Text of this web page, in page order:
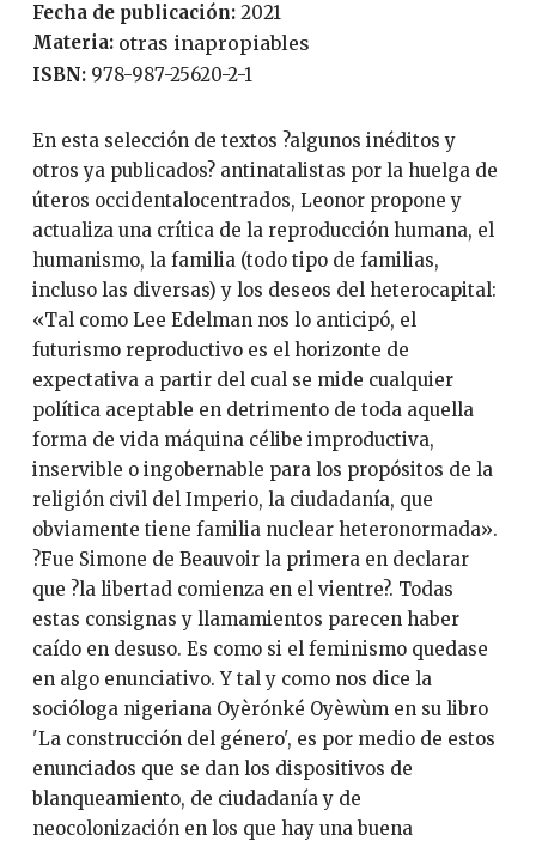
Fecha de publicación:
2021
Materia: otras inapropiables
ISBN: 978-987-25620-2-1
En esta selección de textos ?algunos inéditos y
otros ya publicados? antinatalistas por la huelga de
úteros occidentalocentrados, Leonor propone y
actualiza una crítica de la reproducción humana, el
humanismo, la familia (todo tipo de familias,
incluso las diversas) y los deseos del heterocapital:
«Tal como Lee Edelman nos lo anticipó, el
futurismo reproductivo es el horizonte de
expectativa a partir del cual se mide cualquier
política aceptable en detrimento de toda aquella
forma de vida máquina célibe improductiva,
inservible o ingobernable para los propósitos de la
religión civil del Imperio, la ciudadanía, que
obviamente tiene familia nuclear heteronormada».
?Fue Simone de Beauvoir la primera en declarar
que ?la libertad comienza en el vientre?. Todas
estas consignas y llamamientos parecen haber
caído en desuso. Es como si el feminismo quedase
en algo enunciativo. Y tal y como nos dice la
socióloga nigeriana Oyèrónké Oyèwùm en su libro
'La construcción del género', es por medio de estos
enunciados que se dan los dispositivos de
blanqueamiento, de ciudadanía y de
neocolonización en los que hay una buena